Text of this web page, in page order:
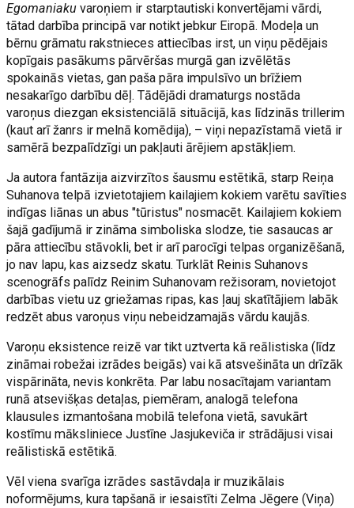
Egomaniakuvaroņiem ir starptautiski konvertējami vārdi,
tātad darbība principā var notikt jebkur Eiropā. Modeļa un
bērnu grāmatu rakstnieces attiecības irst, un viņu pēdējais
kopīgais pasākums pārvēršas murgā gan izvēlētās
spokainās vietas, gan paša pāra impulsīvo un brīžiem
nesakarīgo darbību dēļ. Tādējādi dramaturgs nostāda
varoņus diezgan eksistenciālā situācijā, kas līdzinās trillerim
(kaut arī žanrs ir melnā komēdija), – viņi nepazīstamā vietā ir
samērā bezpalīdzīgi un pakļauti ārējiem apstākļiem.
Ja autora fantāzija aizvirzītos šausmu estētikā, starp Reiņa
Suhanova telpā izvietotajiem kailajiem kokiem varētu savīties
indīgas liānas un abus "tūristus" nosmacēt. Kailajiem kokiem
šajā gadījumā ir zināma simboliska slodze, tie sasaucas ar
pāra attiecību stāvokli, bet ir arī parocīgi telpas organizēšanā,
jo nav lapu, kas aizsedz skatu. Turklāt Reinis Suhanovs
scenogrāfs palīdz Reinim Suhanovam režisoram, novietojot
darbības vietu uz griežamas ripas, kas ļauj skatītājiem labāk
redzēt abus varoņus viņu nebeidzamajās vārdu kaujās.
Varoņu eksistence reizē var tikt uztverta kā reālistiska (līdz
zināmai robežai izrādes beigās) vai kā atsvešināta un drīzāk
vispārināta, nevis konkrēta. Par labu nosacītajam variantam
runā atsevišķas detaļas, piemēram, analogā telefona
klausules izmantošana mobilā telefona vietā, savukārt
kostīmu māksliniece Justīne Jasjukeviča ir strādājusi visai
reālistiskā estētikā.
Vēl viena svarīga izrādes sastāvdaļa ir muzikālais
noformējums, kura tapšanā ir iesaistīti Zelma Jēgere (Viņa)